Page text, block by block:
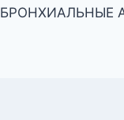
БРОНХИАЛЬНЫЕ